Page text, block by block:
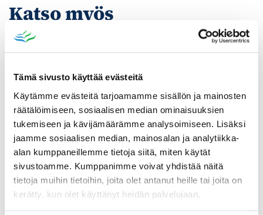
Tämä sivusto käyttää evästeitä
Käytämme evästeitä tarjoamamme sisällön ja mainosten
räätälöimiseen, sosiaalisen median ominaisuuksien
tukemiseen ja kävijämäärämme analysoimiseen. Lisäksi
jaamme sosiaalisen median, mainosalan ja analytiikka-
alan kumppaneillemme tietoja siitä, miten käytät
sivustoamme. Kumppanimme voivat yhdistää näitä
tietoja muihin tietoihin, joita olet antanut heille tai joita on
kerätty, kun olet käyttänyt heidän palvelujaan.
Katso myös
Poistomyynti kirjaston aukioloaikana